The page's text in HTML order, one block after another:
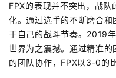
FPX的表现并不突出，战
化。通过选手的不断磨合
于自己的战斗节奏。2019
世界为之震撼。通过精准
的团队协作，FPX以3-0的